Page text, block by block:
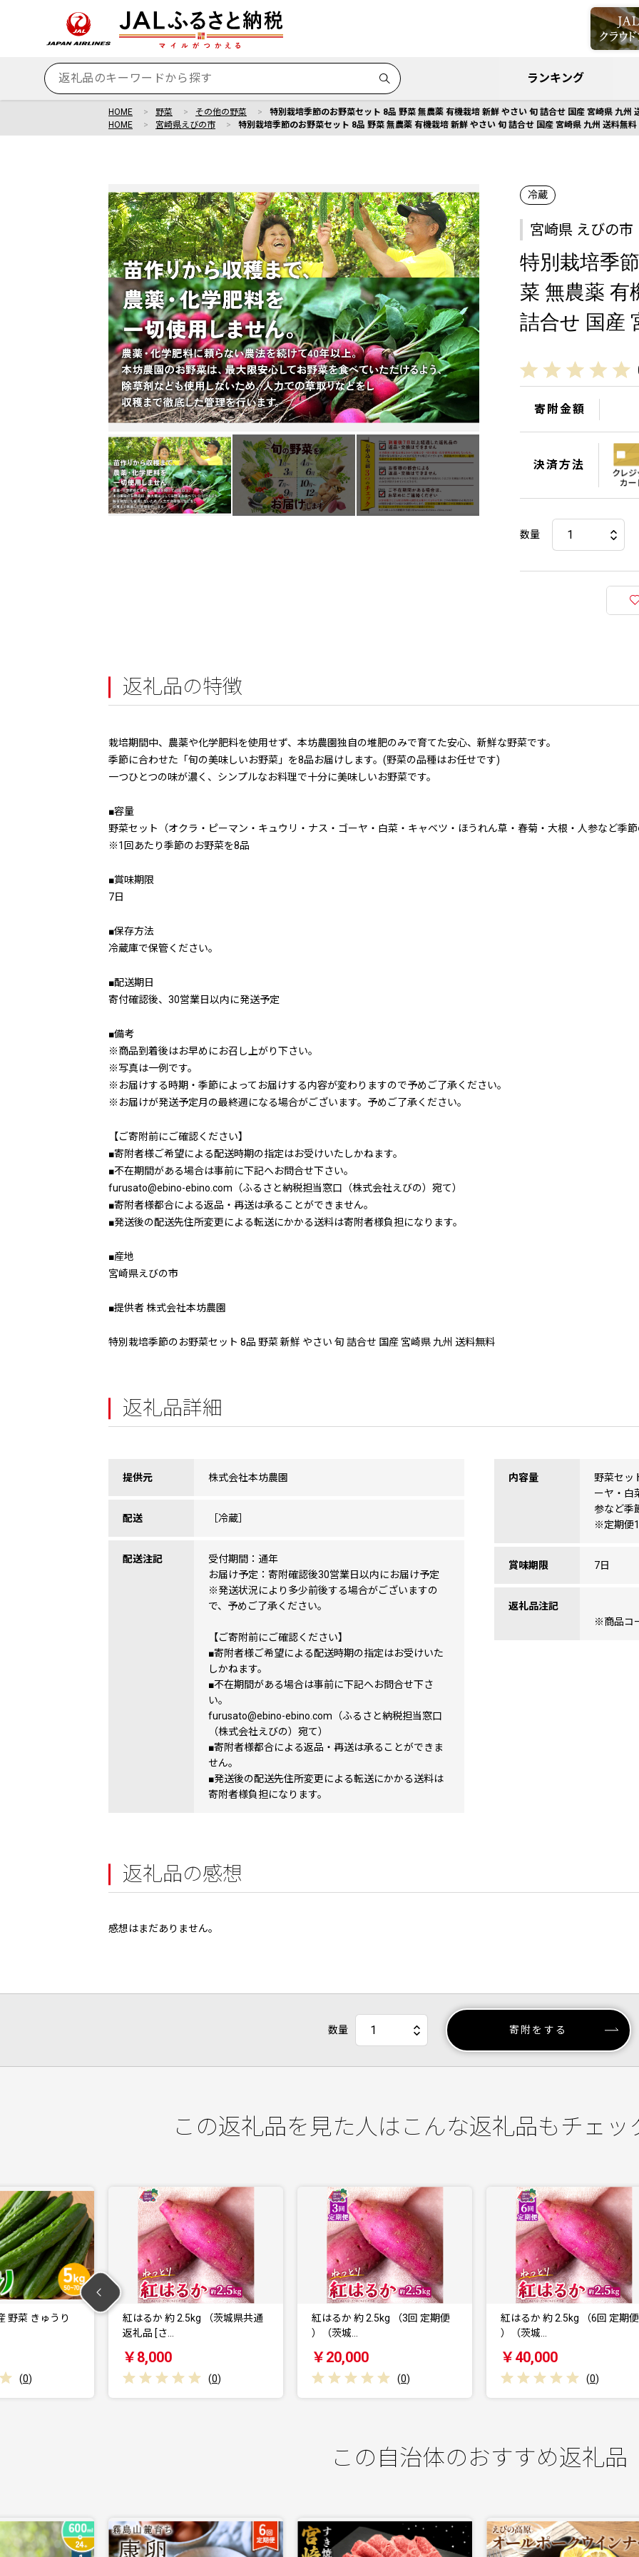
ランキング
HOME 野菜 その他の野菜
特別栽培季節のお野菜セット 8品 野菜 無農薬 有機栽培 新鮮 やさい 旬 詰合せ 国産 宮崎県 九州
HOME
宮崎県えびの市 特別栽培季節のお野菜セット 8品 野菜 無農薬 有機栽培 新鮮 やさい 旬 詰合せ 国産 宮崎県 九州 送料無料
冷蔵
宮崎県 えびの市
特別栽培季
菜 無農薬 有
詰合せ 国産
寄附金額
決済方法
数量
返礼品の特徴
栽培期間中、農薬や化学肥料を使用せず、本坊農園独自の堆肥のみで育てた安心、新鮮な野菜です。
季節に合わせた「旬の美味しいお野菜」を8品お届けします。(野菜の品種はお任せです)
一つひとつの味が濃く、シンプルなお料理で十分に美味しいお野菜です。
■容量
野菜セット（オクラ・ピーマン・キュウリ・ナス・ゴーヤ・白菜・キャベツ・ほうれん草・春菊・大根・人参など季
※1回あたり季節のお野菜を8品
■賞味期限
7日
■保存方法
冷蔵庫で保管ください。
■配送期日
寄付確認後、30営業日以内に発送予定
■備考
※商品到着後はお早めにお召し上がり下さい。
※写真は一例です。
※お届けする時期・季節によってお届けする内容が変わりますので予めご了承ください。
※お届けが発送予定月の最終週になる場合がございます。予めご了承ください。
【ご寄附前にご確認ください】
■寄附者様ご希望による配送時期の指定はお受けいたしかねます。
■不在期間がある場合は事前に下記へお問合せ下さい。
furusato@ebino-ebino.com（ふるさと納税担当窓口（株式会社えびの）宛て）
■寄附者様都合による返品・再送は承ることができません。
■発送後の配送先住所変更による転送にかかる送料は寄附者様負担になります。
■産地
宮崎県えびの市
■提供者 株式会社本坊農園
特別栽培季節のお野菜セット 8品 野菜 新鮮 やさい 旬 詰合せ 国産 宮崎県 九州 送料無料
返礼品詳細
提供元 株式会社本坊農園
配送 ［冷蔵］
配送注記
受付期間：通年
お届け予定：寄附確認後30営業日以内にお届け予定
※発送状況により多少前後する場合がございますの
で、予めご了承ください。
【ご寄附前にご確認ください】
■寄附者様ご希望による配送時期の指定はお受けいた
しかねます。
■不在期間がある場合は事前に下記へお問合せ下さ
い。
furusato@ebino-ebino.com（ふるさと納税担当窓口
（株式会社えびの）宛て）
■寄附者様都合による返品・再送は承ることができま
せん。
■発送後の配送先住所変更による転送にかかる送料は
寄附者様負担になります。
内容量
野菜セッ
ーヤ・白
参など季
※定期便
賞味期限 7日
返礼品注記
※商品コ
返礼品の感想
感想はまだありません。
数量 寄附をする
この返礼品を見た人はこんな返礼品もチェッ
（茨城県共通
(0
紅はるか 約 2.5kg （3回 定期便
）（茨城…
￥20,000
(0
紅はるか 約 2.5kg （6回 定期便
）（茨城…
￥40,000
(0
紅あずま 約 2.5kg （茨城県
返礼品 [さ…
￥8,000
(0
この自治体のおすすめ返礼品